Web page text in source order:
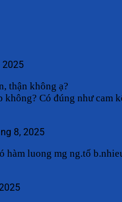
2025
thận không ạ?
Có đúng như cam
8, 2025
hàm luong mg ng.tố